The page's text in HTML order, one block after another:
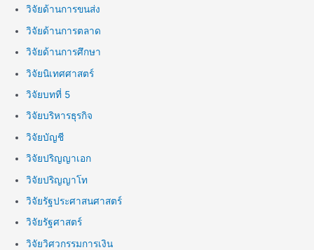
วิจัยด้านการขนส่ง
วิจัยด้านการตลาด
วิจัยด้านการศึกษา
วิจัยนิเทศศาสตร์
วิจัยบทที่ 5
วิจัยบริหารธุรกิจ
วิจัยบัญชี
วิจัยปริญญาเอก
วิจัยปริญญาโท
วิจัยรัฐประศาสนศาสตร์
วิจัยรัฐศาสตร์
วิจัยวิศวกรรมการเงิน